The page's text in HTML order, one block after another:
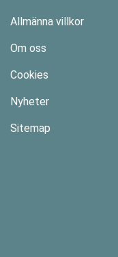
Allmänna villkor
Om oss
Cookies
Nyheter
Sitemap